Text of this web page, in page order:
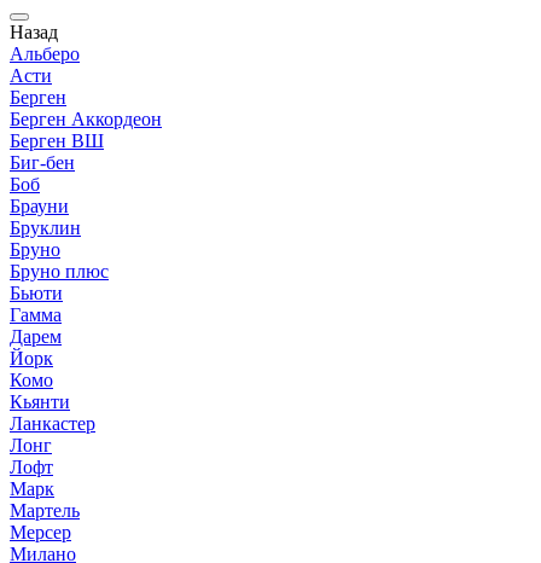
Назад
Альберо
Асти
Берген
Берген Аккордеон
Берген ВШ
Биг-бен
Боб
Брауни
Бруклин
Бруно
Бруно плюс
Бьюти
Гамма
Дарем
Йорк
Комо
Кьянти
Ланкастер
Лонг
Лофт
Марк
Мартель
Мерсер
Милано